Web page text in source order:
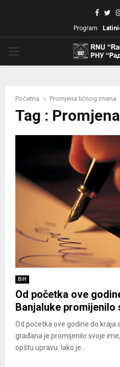
Program
Početna Promjena ličnog imena
Tag :
BiH
Od početka ove
Banjaluke promijenilo
Od početka ove godine do kraja
građana je promijenilo svoje
opštu upravu. Iako je...